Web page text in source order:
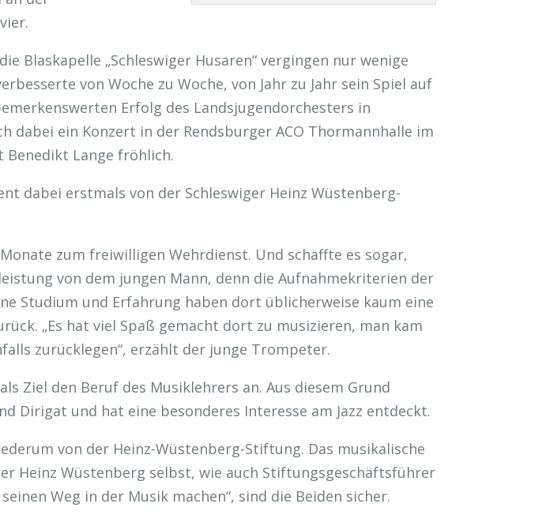
„Schleswiger Husaren“ vergingen nur wenige
von Woche zu Woche, von Jahr zu Jahr sein Spiel auf
Erfolg des Landsjugendorchesters in
dabei ein Konzert in der Rendsburger ACO Thormannhalle im
Benedikt Lange fröhlich.
dabei erstmals von der Schleswiger Heinz Wüstenberg-
zum freiwilligen Wehrdienst. Und schaffte es sogar,
von dem jungen Mann, denn die Aufnahmekriterien der
Studium und Erfahrung haben dort üblicherweise kaum eine
„Es hat viel Spaß gemacht dort zu musizieren, man kam
zurücklegen“, erzählt der junge Trompeter.
Ziel den Beruf des Musiklehrers an. Aus diesem Grund
Dirigat und hat eine besonderes Interesse am Jazz entdeckt.
von der Heinz-Wüstenberg-Stiftung. Das musikalische
Heinz Wüstenberg selbst, wie auch Stiftungsgeschäftsführer
Weg in der Musik machen“, sind die Beiden sicher.